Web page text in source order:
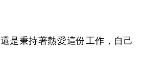
是秉持著熱愛這份工作，自己